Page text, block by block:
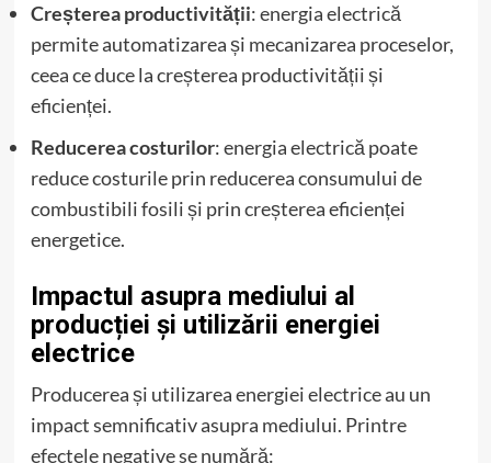
Creșterea productivității: energia electrică
permite automatizarea și mecanizarea proceselor,
ceea ce duce la creșterea productivității și
eficienței.
Reducerea costurilor: energia electrică poate
reduce costurile prin reducerea consumului de
combustibili fosili și prin creșterea eficienței
energetice.
Impactul asupra mediului al
producției și utilizării energiei
electrice
Producerea și utilizarea energiei electrice au un
impact semnificativ asupra mediului. Printre
efectele negative se numără: